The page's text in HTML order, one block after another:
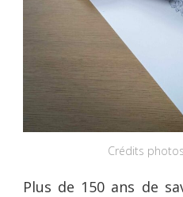
Crédits
Plus de 150 ans de